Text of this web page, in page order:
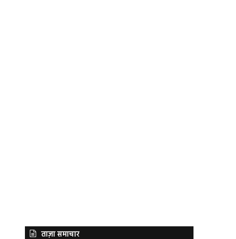
ताज़ा समाचार